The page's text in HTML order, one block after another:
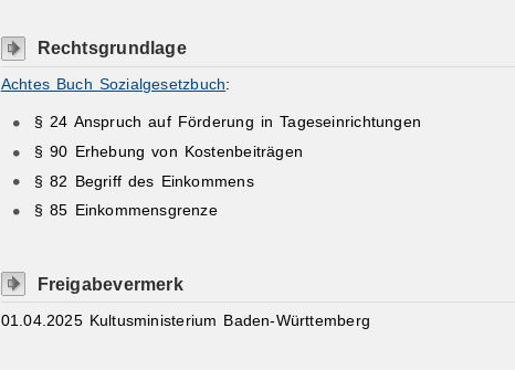
Rechtsgrundlage
Achtes Buch Sozialgesetzbuch:
§ 24 Anspruch auf Förderung in Tageseinrichtungen
§ 90 Erhebung von Kostenbeiträgen
§ 82 Begriff des Einkommens
§ 85 Einkommensgrenze
Freigabevermerk
01.04.2025 Kultusministerium Baden-Württemberg